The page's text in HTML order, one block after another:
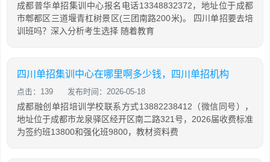
成都普华单招集训中心报名电话13348832372，地址位于成都
市郫都区三道堰青杠树景区(三团南路200米)。 四川单招要去培
训班吗？深入分析考生选择 随着教育
四川单招集训中心在哪里啊多少钱，四川单招机构
点击：139 发布时间：2026-05-18
成都融创单招培训学校联系方式13882238412（微信同号），
地址位于成都市龙泉驿区经开区南二路321号，2026届收费标准
为签约班13800和强化班9800，教材资料费